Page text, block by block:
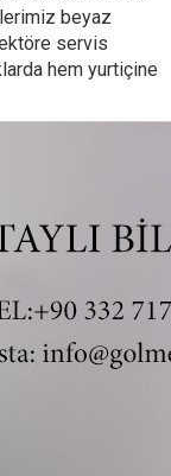
beyaz
servis
hem yurtiçine